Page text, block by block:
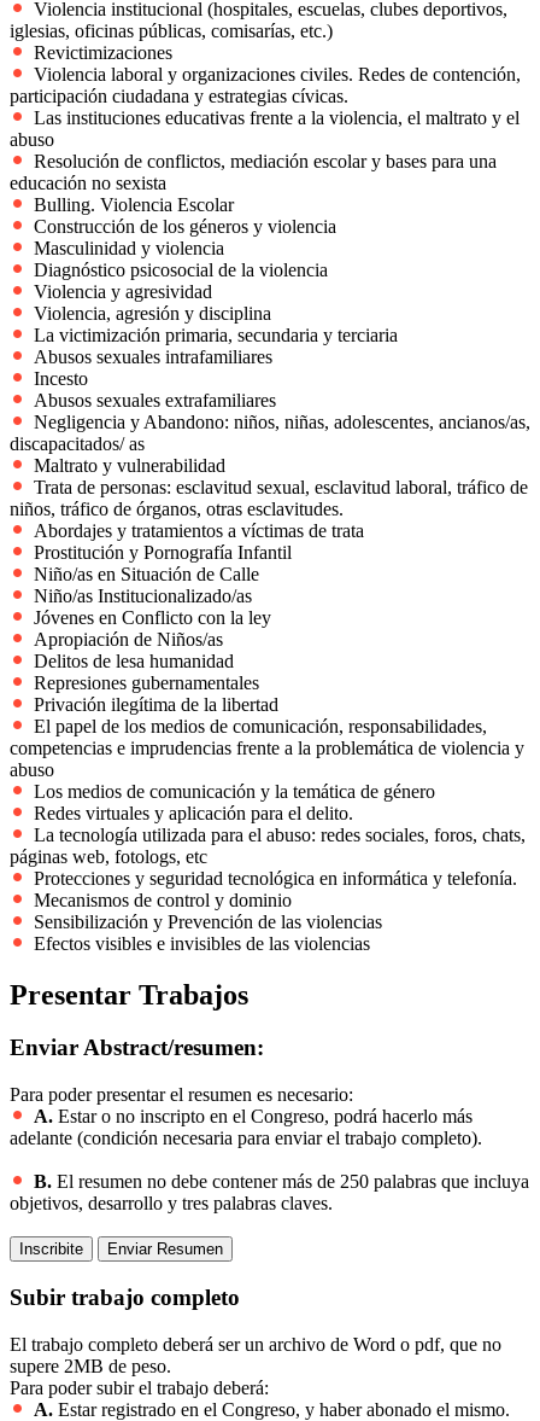
Violencia institucional (hospitales, escuelas, clubes deportivos,
iglesias, oficinas públicas, comisarías, etc.)
Revictimizaciones
Violencia laboral y organizaciones civiles. Redes de contención,
participación ciudadana y estrategias cívicas.
Las instituciones educativas frente a la violencia, el maltrato y el
abuso
Resolución de conflictos, mediación escolar y bases para una
educación no sexista
Bulling. Violencia Escolar
Construcción de los géneros y violencia
Masculinidad y violencia
Diagnóstico psicosocial de la violencia
Violencia y agresividad
Violencia, agresión y disciplina
La victimización primaria, secundaria y terciaria
Abusos sexuales intrafamiliares
Incesto
Abusos sexuales extrafamiliares
Negligencia y Abandono: niños, niñas, adolescentes, ancianos/as,
discapacitados/ as
Maltrato y vulnerabilidad
Trata de personas: esclavitud sexual, esclavitud laboral, tráfico de
niños, tráfico de órganos, otras esclavitudes.
Abordajes y tratamientos a víctimas de trata
Prostitución y Pornografía Infantil
Niño/as en Situación de Calle
Niño/as Institucionalizado/as
Jóvenes en Conflicto con la ley
Apropiación de Niños/as
Delitos de lesa humanidad
Represiones gubernamentales
Privación ilegítima de la libertad
El papel de los medios de comunicación, responsabilidades,
competencias e imprudencias frente a la problemática de violencia y
abuso
Los medios de comunicación y la temática de género
Redes virtuales y aplicación para el delito.
La tecnología utilizada para el abuso: redes sociales, foros, chats,
páginas web, fotologs, etc
Protecciones y seguridad tecnológica en informática y telefonía.
Mecanismos de control y dominio
Sensibilización y Prevención de las violencias
Efectos visibles e invisibles de las violencias
Presentar Trabajos
Enviar Abstract/resumen:
Para poder presentar el resumen es necesario:
A. Estar o no inscripto en el Congreso, podrá hacerlo más
adelante (condición necesaria para enviar el trabajo completo).
B. El resumen no debe contener más de 250 palabras que incluya
objetivos, desarrollo y tres palabras claves.
Subir trabajo completo
El trabajo completo deberá ser un archivo de Word o pdf, que no
supere 2MB de peso.
Para poder subir el trabajo deberá:
A. Estar registrado en el Congreso, y haber abonado el mismo.